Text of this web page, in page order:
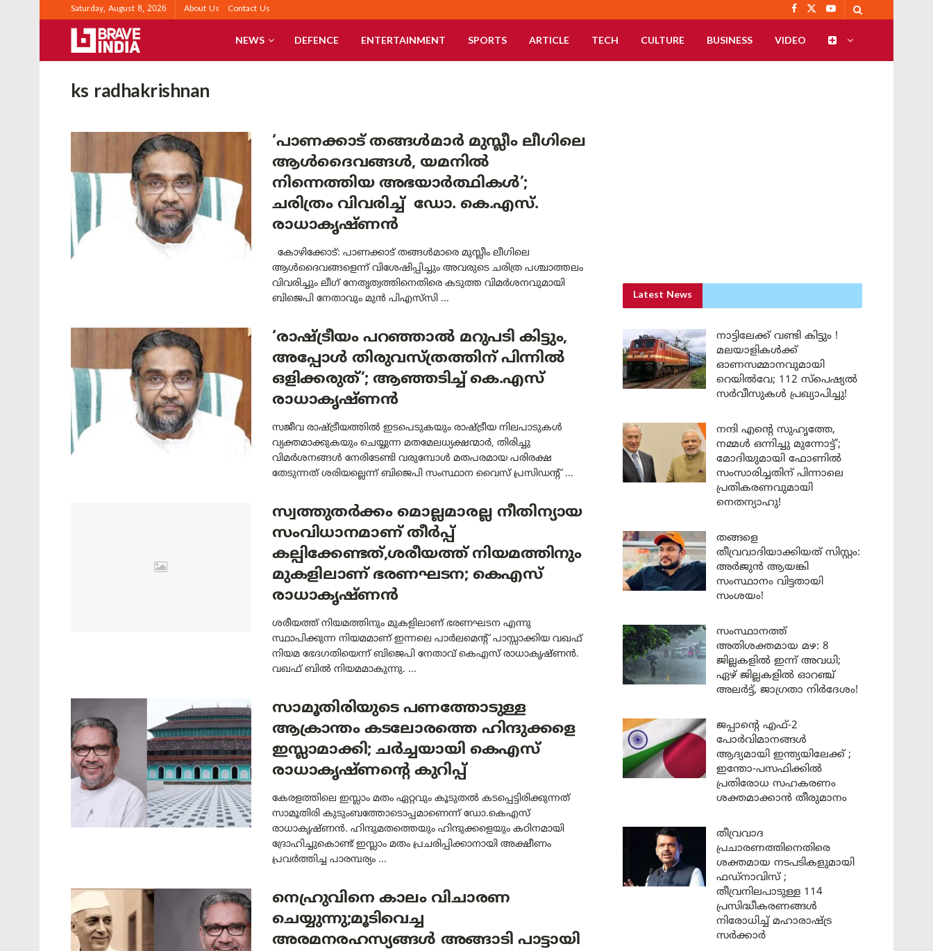
Saturday, August 8, 2026 About Us Contact Us
NEWS DEFENCE ENTERTAINMENT SPORTS ARTICLE TECH CULTURE BUSINESS VIDEO
ks radhakrishnan
‘പാണക്കാട് തങ്ങൾമാർ മുസ്ലീം ലീഗിലെ
ആൾദൈവങ്ങൾ, യമനിൽ
നിന്നെത്തിയ അഭയാർത്ഥികൾ’;
ചരിത്രം വിവരിച്ച് ഡോ. കെ.എസ്.
രാധാകൃഷ്ണൻ
കോഴിക്കോട്: പാണക്കാട് തങ്ങൾമാരെ മുസ്ലീം ലീഗിലെ
ആൾദൈവങ്ങളെന്ന് വിശേഷിപ്പിച്ചും അവരുടെ ചരിത്ര പശ്ചാത്തലം
വിവരിച്ചും ലീഗ് നേതൃത്വത്തിനെതിരെ കടുത്ത വിമർശനവുമായി
ബിജെപി നേതാവും മുൻ പിഎസ്‌സി ...
‘രാഷ്ട്രീയം പറഞ്ഞാൽ മറുപടി കിട്ടും,
അപ്പോൾ തിരുവസ്ത്രത്തിന് പിന്നിൽ
ഒളിക്കരുത്’; ആഞ്ഞടിച്ച് കെ.എസ്
രാധാകൃഷ്ണൻ
സജീവ രാഷ്ട്രീയത്തിൽ ഇടപെടുകയും രാഷ്ട്രീയ നിലപാടുകൾ
വ്യക്തമാക്കുകയും ചെയ്യുന്ന മതമേലധ്യക്ഷന്മാർ, തിരിച്ചു
വിമർശനങ്ങൾ നേരിടേണ്ടി വരുമ്പോൾ മതപരമായ പരിരക്ഷ
തേടുന്നത് ശരിയല്ലെന്ന് ബിജെപി സംസ്ഥാന വൈസ് പ്രസിഡന്റ് ...
സ്വത്തുതർക്കം മൊല്ലമാരല്ല നീതിന്യായ
സംവിധാനമാണ് തീർപ്പ്
കല്പിക്കേണ്ടത്,ശരീയത്ത് നിയമത്തിനും
മുകളിലാണ് ഭരണഘടന; കെഎസ്
രാധാകൃഷ്ണൻ
ശരീയത്ത് നിയമത്തിനും മുകളിലാണ് ഭരണഘടന എന്നു
സ്ഥാപിക്കുന്ന നിയമമാണ് ഇന്നലെ പാർലമെൻ്റ് പാസ്സാക്കിയ വഖഫ്
നിയമ ഭേദഗതിയെന്ന് ബിജെപി നേതാവ് കെഎസ് രാധാകൃഷ്ണൻ.
വഖഫ് ബിൽ നിയമമാകുന്നു. ...
സാമൂതിരിയുടെ പണത്തോടുള്ള
ആക്രാന്തം കടലോരത്തെ ഹിന്ദുക്കളെ
ഇസ്ലാമാക്കി; ചർച്ചയായി കെഎസ്
രാധാകൃഷ്ണന്റെ കുറിപ്പ്
കേരളത്തിലെ ഇസ്ലാം മതം ഏറ്റവും കൂടുതൽ കടപ്പെട്ടിരിക്കുന്നത്
സാമൂതിരി കുടുംബത്തോടൊപ്പമാണെന്ന് ഡോ.കെഎസ്
രാധാകൃഷ്ണൻ. ഹിന്ദുമതത്തെയും ഹിന്ദുക്കളെയും കഠിനമായി
ദ്രോഹിച്ചുകൊണ്ട് ഇസ്ലാം മതം പ്രചരിപ്പിക്കാനായി അക്ഷീണം
പ്രവർത്തിച്ച പാരമ്പര്യം ...
നെഹ്രുവിനെ കാലം വിചാരണ
ചെയ്യുന്നു;മൂടിവെച്ച
അരമനരഹസ്യങ്ങൾ അങ്ങാടി പാട്ടായി
Latest News
നാട്ടിലേക്ക് വണ്ടി കിട്ടും !
മലയാളികൾക്ക്
ഓണസമ്മാനവുമായി
റെയിൽവേ; 112 സ്പെഷ്യൽ
സർവീസുകൾ പ്രഖ്യാപിച്ചു!
നന്ദി എൻ്റെ സുഹൃത്തേ,
നമ്മൾ ഒന്നിച്ചു മുന്നോട്ട്’;
മോദിയുമായി ഫോണിൽ
സംസാരിച്ചതിന് പിന്നാലെ
പ്രതികരണവുമായി
നെതന്യാഹു!
തങ്ങളെ
തീവ്രവാദിയാക്കിയത് സിസ്റ്റം:
അർജുൻ ആയങ്കി
സംസ്ഥാനം വിട്ടതായി
സംശയം!
സംസ്ഥാനത്ത്
അതിശക്തമായ മഴ: 8
ജില്ലകളിൽ ഇന്ന് അവധി;
ഏഴ് ജില്ലകളിൽ ഓറഞ്ച്
അലർട്ട്, ജാഗ്രതാ നിർദേശം!
ജപ്പാന്റെ എഫ്-2
പോർവിമാനങ്ങൾ
ആദ്യമായി ഇന്ത്യയിലേക്ക് ;
ഇന്തോ-പസഫിക്കിൽ
പ്രതിരോധ സഹകരണം
ശക്തമാക്കാൻ തീരുമാനം
തീവ്രവാദ
പ്രചാരണത്തിനെതിരെ
ശക്തമായ നടപടികളുമായി
ഫഡ്നാവിസ് ;
തീവ്രനിലപാടുള്ള 114
പ്രസിദ്ധീകരണങ്ങൾ
നിരോധിച്ച് മഹാരാഷ്ട്ര
സർക്കാർ